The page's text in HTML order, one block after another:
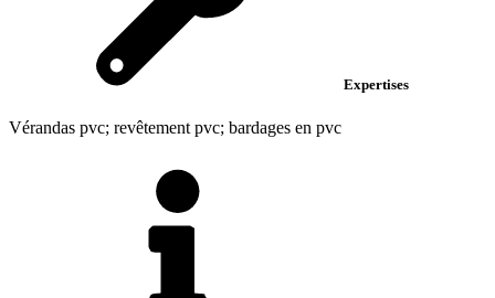
Expertises
Vérandas pvc; revêtement pvc; bardages en pvc